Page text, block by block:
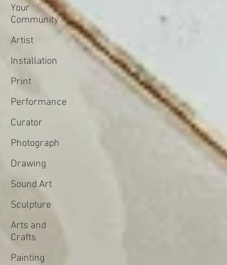
Your
Community
Artist
Installation
Print
Performance
Curator
Photograph
Drawing
Sound Art
Sculpture
Arts and
Crafts
Painting